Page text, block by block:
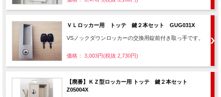
ＶＬロッカー用 トッテ 鍵２本セット GUG031X
VSノックダウンロッカーの交換用錠前付き取っ手です。
価格： 3,003円(税抜 2,730円)
【廃番】ＫＺ型ロッカー用 トッテ 鍵２本セット
Z05004X